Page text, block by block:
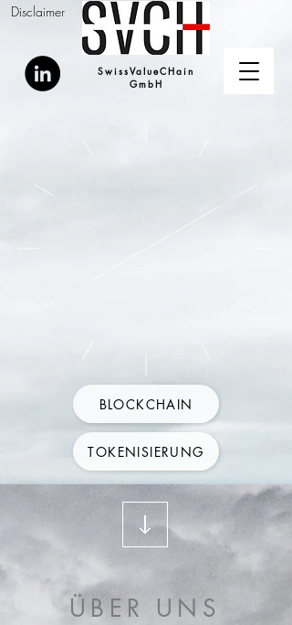
Disclaimer
SwissValueCHain
GmbH
BLOCKCHAIN
TOKENISIERUNG
ÜBER UNS